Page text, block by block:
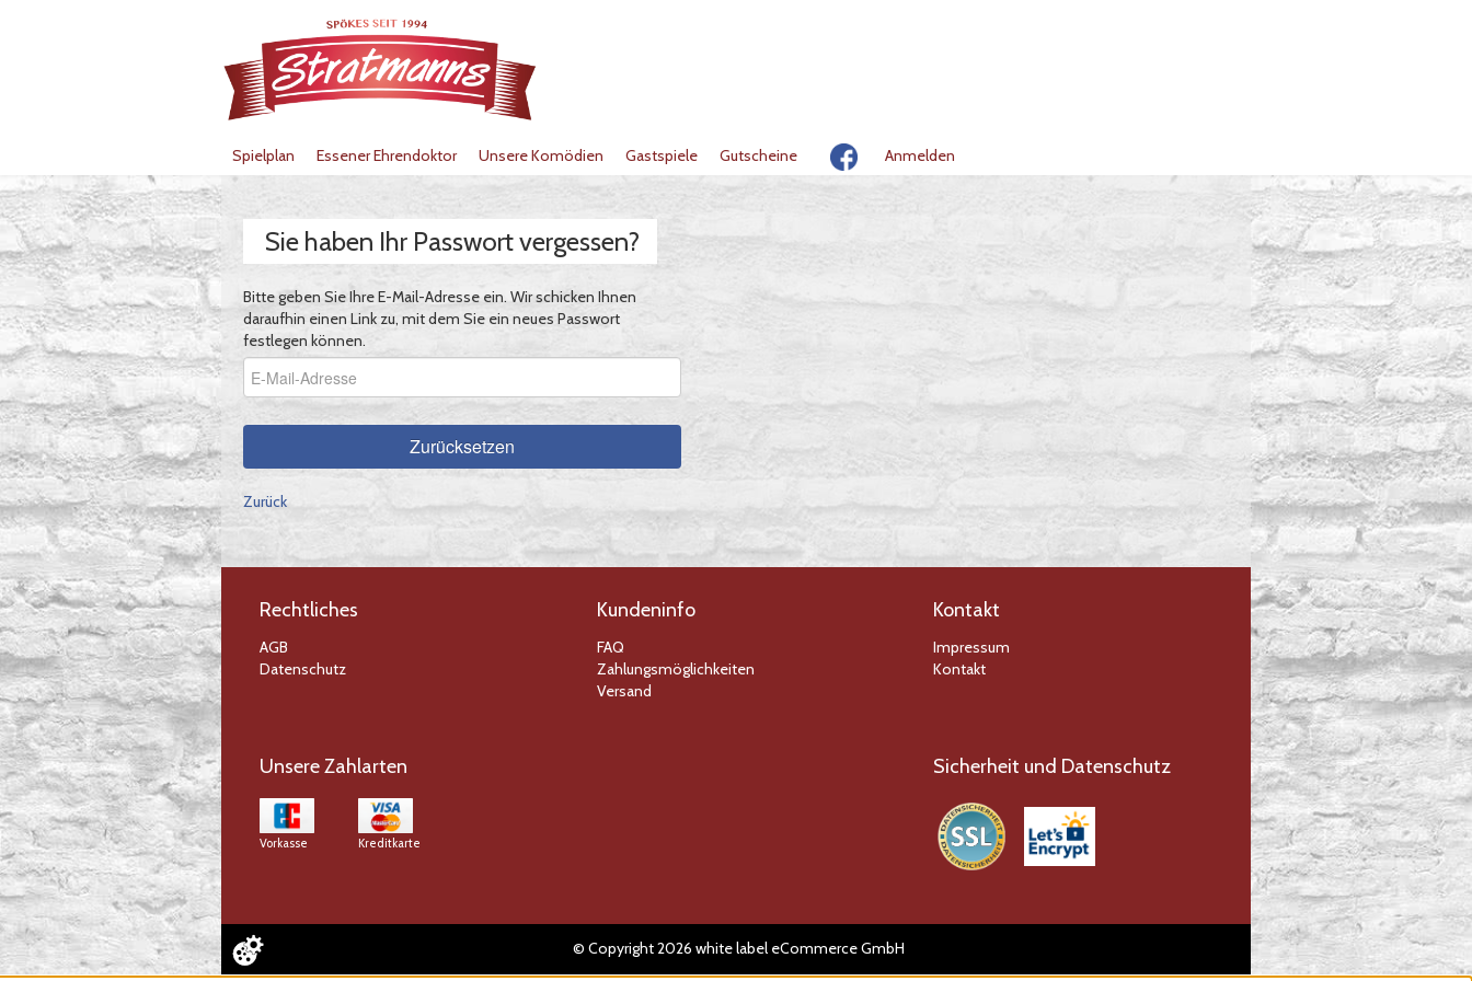
Spielplan Essener Ehrendoktor Unsere Komödien Gastspiele Gutscheine Anmelden
Sie haben Ihr Passwort vergessen?
Bitte geben Sie Ihre E-Mail-Adresse ein. Wir schicken Ihnen
daraufhin einen Link zu, mit dem Sie ein neues Passwort
festlegen können.
Zurücksetzen
Zurück
Rechtliches
AGB
Datenschutz
Kundeninfo
FAQ
Zahlungsmöglichkeiten
Versand
Kontakt
Impressum
Kontakt
Unsere Zahlarten
Vorkasse Kreditkarte
Sicherheit und Datenschutz
© Copyright 2026 white label eCommerce GmbH